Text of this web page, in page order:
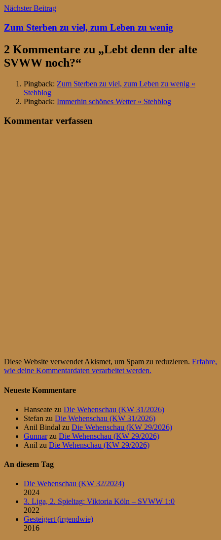
Nächster Beitrag
Zum Sterben zu viel, zum Leben zu wenig
2 Kommentare zu „Lebt denn der alte
SVWW noch?“
Pingback: Zum Sterben zu viel, zum Leben zu wenig «
Stehblog
Pingback: Immerhin schönes Wetter « Stehblog
Kommentar verfassen
Diese Website verwendet Akismet, um Spam zu reduzieren. Erfahre,
wie deine Kommentardaten verarbeitet werden.
Neueste Kommentare
Hanseate zu Die Wehenschau (KW 31/2026)
Stefan zu Die Wehenschau (KW 31/2026)
Anil Bindal zu Die Wehenschau (KW 29/2026)
Gunnarzu Die Wehenschau (KW 29/2026)
Anil zu Die Wehenschau (KW 29/2026)
An diesem Tag
Die Wehenschau (KW 32/2024)
2024
3. Liga, 2. Spieltag: Viktoria Köln – SVWW 1:0
2022
Gesteigert (irgendwie)
2016